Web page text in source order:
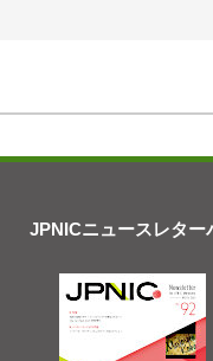
JPNICニュースレター